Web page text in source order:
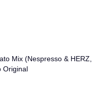
Mix (Nespresso & HERZ,
Original